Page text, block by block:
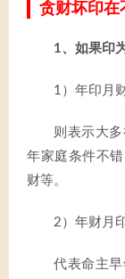
贪财坏印在
1、如果印
1）年印月
则表示大
年家庭条件不
财等。
2）年财月
代表命主